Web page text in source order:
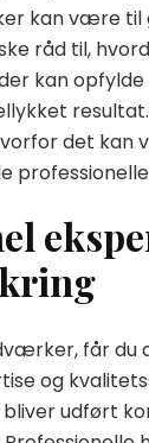
kan være til
råd til,
kan opfylde
det kan
får du
og
udført